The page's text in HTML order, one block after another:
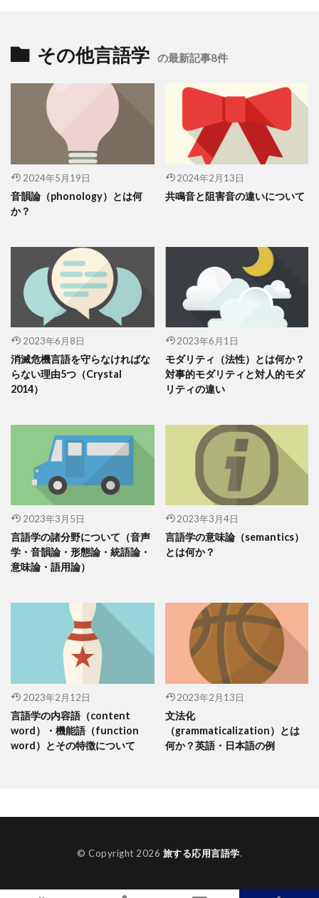
その他言語学 の最新記事8件
2024年5月19日
音韻論（phonology）とは何
か？
2024年2月13日
共鳴音と阻害音の違いについて
2023年6月8日
消滅危機言語を守らなければな
らない理由5つ（Crystal
2014）
2023年6月1日
モダリティ（法性）とは何か？
対事的モダリティと対人的モダ
リティの違い
2023年3月5日
言語学の諸分野について（音声
学・音韻論・形態論・統語論・
意味論・語用論）
2023年3月4日
言語学の意味論（semantics）
とは何か？
2023年2月12日
言語学の内容語（content
word）・機能語（function
word）とその特徴について
2023年2月13日
文法化
（grammaticalization）とは
何か？英語・日本語の例
© Copyright 2026 旅する応用言語学.